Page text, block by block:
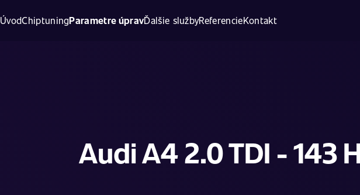
ÚvodChiptuningParametre úpravĎalšie službyReferencieKontakt
Audi A4 2.0 TDI - 143